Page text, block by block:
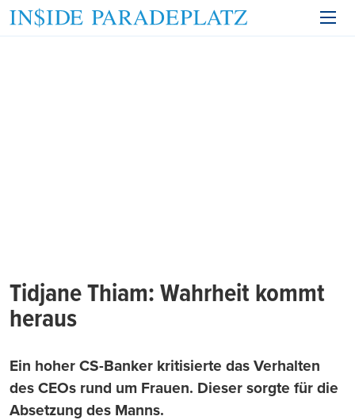
Tidjane Thiam: Wahrheit kommt
heraus
Ein hoher CS-Banker kritisierte das Verhalten
des CEOs rund um Frauen. Dieser sorgte für die
Absetzung des Manns.